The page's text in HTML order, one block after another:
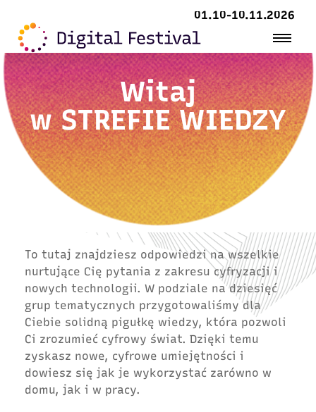
01.10-10.11.2026
Witaj
wSTREFIE WIEDZY
To tutaj znajdziesz odpowiedzi na wszelkie
nurtujące Cię pytania z zakresu cyfryzacji i
nowych technologii. W podziale na dziesięć
grup tematycznych przygotowaliśmy dla
Ciebie solidną pigułkę wiedzy, która pozwoli
Ci zrozumieć cyfrowy świat. Dzięki temu
zyskasz nowe, cyfrowe umiejętności i
dowiesz się jak je wykorzystać zarówno w
domu, jak i w pracy.